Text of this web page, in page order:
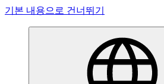
기본 내용으로 건너뛰기